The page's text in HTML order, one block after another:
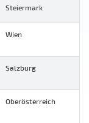
Steiermark
Wien
Salzburg
Oberösterreich